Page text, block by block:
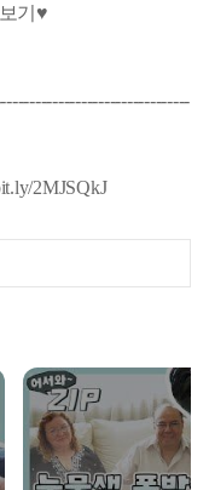
기♥
2MJSQkJ